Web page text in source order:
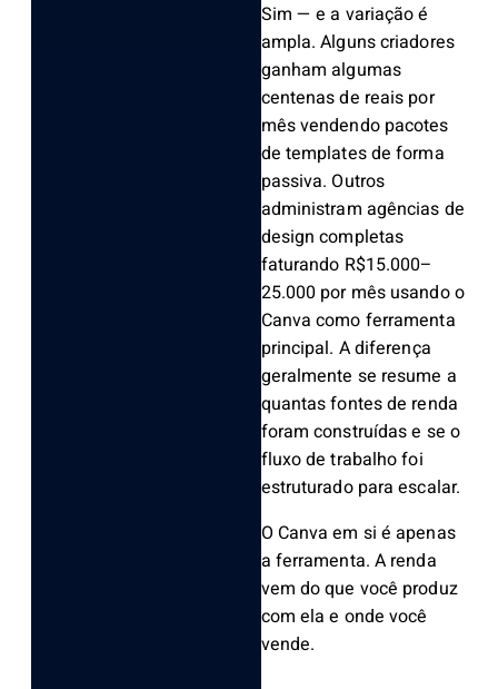
Sim — e a variação é
ampla. Alguns criadores
ganham algumas
centenas de reais por
mês vendendo pacotes
de templates de forma
passiva. Outros
administram agências de
design completas
faturando R$15.000–
25.000 por mês usando o
Canva como ferramenta
principal. A diferença
geralmente se resume a
quantas fontes de renda
foram construídas e se o
fluxo de trabalho foi
estruturado para escalar.
O Canva em si é apenas
a ferramenta. A renda
vem do que você produz
com ela e onde você
vende.